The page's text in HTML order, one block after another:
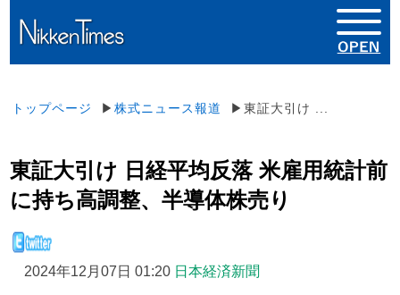
トップページ ▶株式ニュース報道 ▶東証大引け ...
東証大引け 日経平均反落 米雇用統計前
に持ち高調整、半導体株売り
2024年12月07日 01:20 日本経済新聞